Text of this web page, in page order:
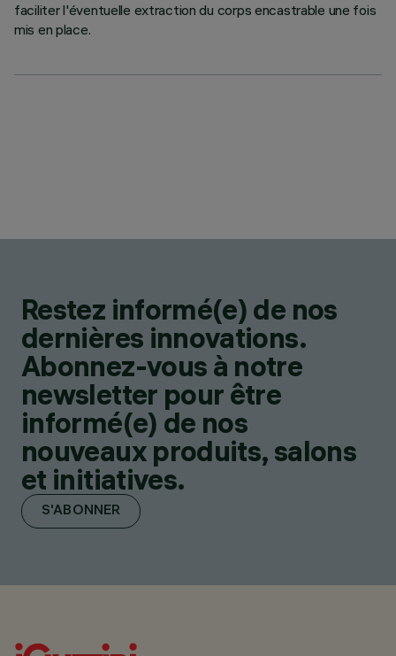
faciliter l'éventuelle extraction du corps encastrable une fois
mis en place.
Restez informé(e) de nos
dernières innovations.
Abonnez-vous à notre
newsletter pour être
informé(e) de nos
nouveaux produits, salons
et initiatives.
S'ABONNER